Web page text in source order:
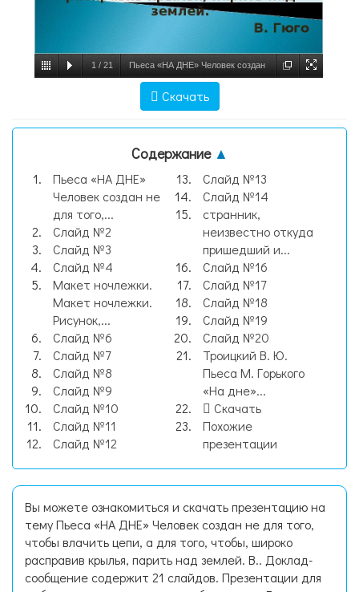
1 / 21 Пьеса «НА ДНЕ» Человек создан
того, чтобы, широко расправив крылья,
Скачать
Содержание ▲
Пьеса «НА ДНЕ»
Человек создан не
для того,...
Слайд №2
Слайд №3
Слайд №4
Макет ночлежки.
Макет ночлежки.
Рисунок,...
Слайд №6
Слайд №7
Слайд №8
Слайд №9
Слайд №10
Слайд №11
Слайд №12
Слайд №13
Слайд №14
странник,
неизвестно откуда
пришедший и...
Слайд №16
Слайд №17
Слайд №18
Слайд №19
Слайд №20
Троицкий В. Ю.
Пьеса М. Горького
«На дне»...
Скачать
Похожие
презентации
Вы можете ознакомиться и скачать презентацию на
тему Пьеса «НА ДНЕ» Человек создан не для того,
чтобы влачить цепи, а для того, чтобы, широко
расправив крылья, парить над землей. В.. Доклад-
сообщение содержит 21 слайдов. Презентации для